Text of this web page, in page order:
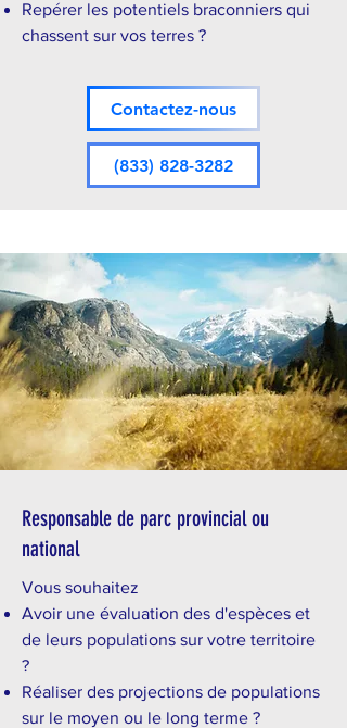
Repérer les potentiels braconniers qui
chassent sur vos terres ?
Contactez-nous
(833) 828-3282
Responsable de parc provincial ou
national
Vous souhaitez
Avoir une évaluation des d'espèces et
de leurs populations sur votre territoire
?
Réaliser des projections de populations
sur le moyen ou le long terme ?